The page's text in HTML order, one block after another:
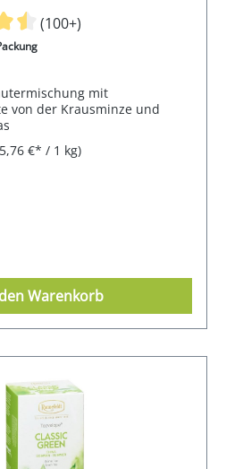
(100+)
mit
von der Krausminze und
€* / 1 kg)
Warenkorb